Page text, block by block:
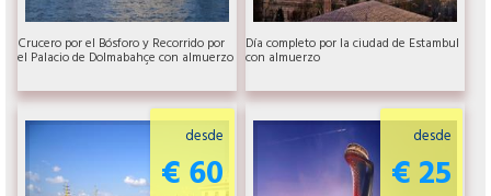
Crucero por el Bósforo y Recorrido por
el Palacio de Dolmabahçe con almuerzo
Día completo por la ciudad de Estambul
con almuerzo
desde
€ 60
desde
€ 25